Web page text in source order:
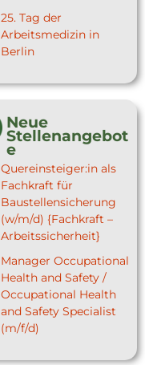
25. Tag der
Arbeitsmedizin in
Berlin
Neue
Stellenangebot
e
Quereinsteiger:in als
Fachkraft für
Baustellensicherung
(w/m/d) {Fachkraft –
Arbeitssicherheit}
Manager Occupational
Health and Safety /
Occupational Health
and Safety Specialist
(m/f/d)